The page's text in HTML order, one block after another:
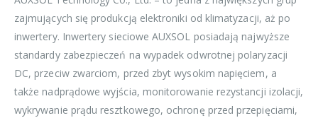
zajmujących się produkcją elektroniki od klimatyzacji, aż po
inwertery. Inwertery sieciowe AUXSOL posiadają najwyższe
standardy zabezpieczeń na wypadek odwrotnej polaryzacji
DC, przeciw zwarciom, przed zbyt wysokim napięciem, a
także nadprądowe wyjścia, monitorowanie rezystancji izolacji,
wykrywanie prądu resztkowego, ochronę przed przepięciami,